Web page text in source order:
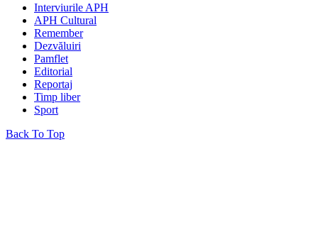
Interviurile APH
APH Cultural
Remember
Dezvăluiri
Pamflet
Editorial
Reportaj
Timp liber
Sport
Back To Top